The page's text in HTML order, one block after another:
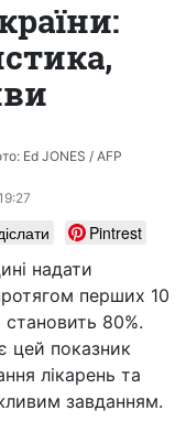
Ed JONES / AFP
Pintrest
надати
перших 10
становить 80%.
цей показник
лікарень та
завданням.